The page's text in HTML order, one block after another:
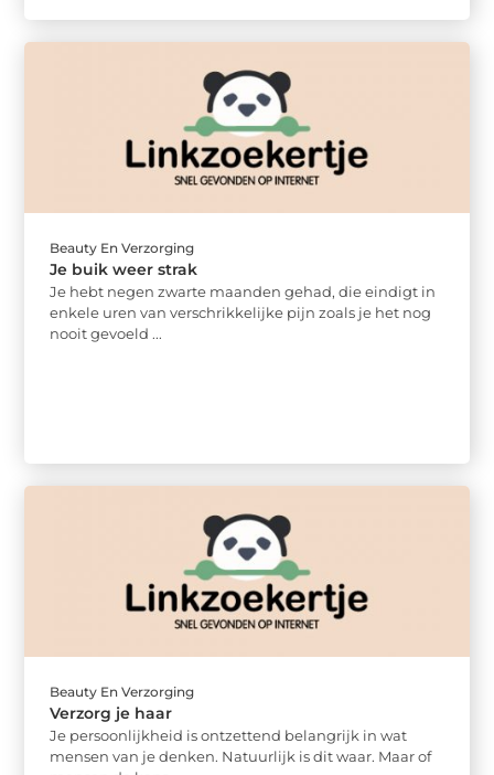
Beauty En Verzorging
Je buik weer strak
Je hebt negen zwarte maanden gehad, die eindigt in
enkele uren van verschrikkelijke pijn zoals je het nog
nooit gevoeld ...
Beauty En Verzorging
Verzorg je haar
Je persoonlijkheid is ontzettend belangrijk in wat
mensen van je denken. Natuurlijk is dit waar. Maar of